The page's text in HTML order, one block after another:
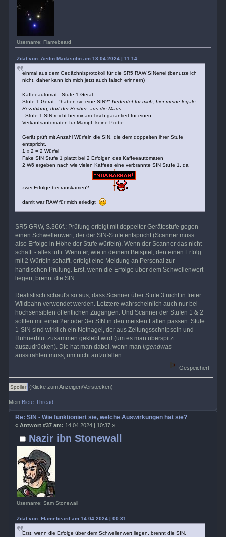
Username: Flamebeard
Zitat von: Aedin Madasohn am 13.04.2024 | 11:14
einmal aus dem Gedächnisprotokoll für die SR5 RAW SINerrei (benutze ich
nicht, daher kann ich mich jetzt auch falsch erinnern)
Kaffeeautomat - Stufe 1 Gerät
Stufe 1 Gerät - "haben sie eine SIN?" bedeutet für mich, hier meine legale
Bezahlung, dort der Becher. aus die Maus
- Stufe 1 SIN reicht bei mir am Tisch garantiertfür einen
Verkaufsautomaten für Mampf, keine Probe -
Gerät prüft mit Anzahl Würfeln die SIN, die dem doppelten ihrer Stufe
entspricht.
1 x 2 = 2 Würfel
Fake SIN Stufe 1 platzt bei 2 Erfolgen des Kaffeeautomaten
2 W6 ergeben nach wie vielen Kaffees eine verbrannte SIN Stufe 1, da
zwei Erfolge bei rauskamen?
damit war RAW für mich erledigt
SR5 GRW, S.366f.: Prüfung erfolgt mit doppelter Gerätestufe gegen
einen Schwellenwert, der der SIN-Stufe entspricht (Scanner muss
also Erfolge in Höhe der Stufe würfeln). Wenn der Scanner das nicht
schafft - alles tutti. Wenn er, wie in deinem Beispiel, den einen Erfolg
mit 2 Würfeln schafft, erfolgt eine Meldung an Personal zur
händischen Prüfung. Erst, wenn die Erfolge über dem Schwellenwert
liegen, brennt die SIN.
Realistisch schaut's so aus, dass Scanner über Stufe 3 nicht in freier
Wildbahn verwendet werden. Letztere wahrscheinlich auch nur bei
hochsensiblen öffentlichen Zugängen. Und Scanner der Stufen 1 & 2
sollten mit einer 2er oder 3er SIN in den meisten Fällen passen. Stufe
1-SIN sind wirklich ein Notnagel, der aus Zeitungsschnipseln und
Hühnerblut zusammen geklebt wird (um es man überspitzt
auszudrücken). Die hat man dabei, wenn man irgendwas
ausstrahlen muss, um nicht aufzufallen.
Gespeichert
(Klicke zum Anzeigen/Verstecken)
Mein Biete-Thread
Nazir ibn Stonewall
Username: Sam Stonewall
Re: SIN - Wie funktioniert sie, welche Auswirkungen hat sie?
« Antwort #37 am: 14.04.2024 | 10:37 »
Zitat von: Flamebeard am 14.04.2024 | 00:31
Erst, wenn die Erfolge über dem Schwellenwert liegen, brennt die SIN.